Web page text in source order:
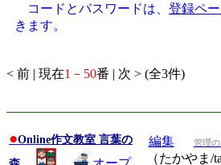
コードとパスワードは、 登録ペ
きます。
< 前 | 現在1－50番 | 次 > (全3件)
●Online作文教室 言葉の
編集 管理の
（たかやま/